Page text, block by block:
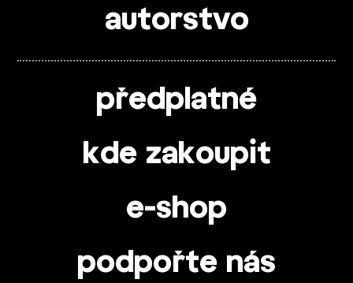
autorstvo
předplatné
kde zakoupit
e-shop
podpořte nás